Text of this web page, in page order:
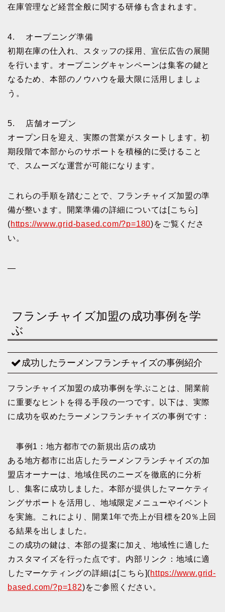
在庫管理など経営全般に関する研修も含まれます。
4. オープニング準備
初期在庫の仕入れ、スタッフの採用、宣伝広告の展開
を行います。オープニングキャンペーンは集客の鍵と
なるため、本部のノウハウを最大限に活用しましょ
う。
5. 店舗オープン
オープン日を迎え、実際の営業がスタートします。初
期段階で本部からのサポートを積極的に受けること
で、スムーズな運営が可能になります。
これらの手順を踏むことで、フランチャイズ加盟の準
備が整います。開業準備の詳細については[こちら]
(https://www.grid-based.com/?p=180)をご覧くださ
い。
—
フランチャイズ加盟の成功事例を学
ぶ
成功したラーメンフランチャイズの事例紹介
フランチャイズ加盟の成功事例を学ぶことは、開業前
に重要なヒントを得る手段の一つです。以下は、実際
に成功を収めたラーメンフランチャイズの事例です：
事例1：地方都市での新規出店の成功
ある地方都市に出店したラーメンフランチャイズの加
盟店オーナーは、地域住民のニーズを徹底的に分析
し、集客に成功しました。本部が提供したマーケティ
ングサポートを活用し、地域限定メニューやイベント
を実施。これにより、開業1年で売上が目標を20％上回
る結果を出しました。
この成功の鍵は、本部の提案に加え、地域性に適した
カスタマイズを行った点です。内部リンク：地域に適
したマーケティングの詳細は[こちら](https://www.grid-
based.com/?p=182)をご参照ください。